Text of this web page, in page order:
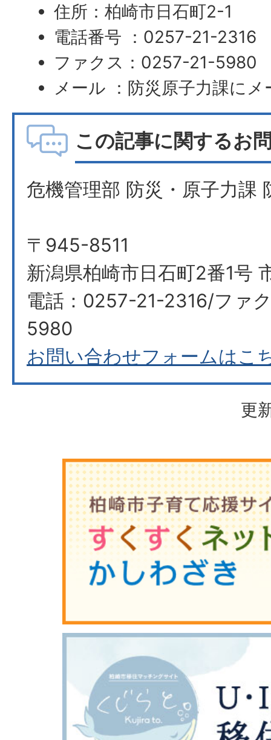
住所：柏崎市日石町2-1
電話番号 ：0257-21-2316
ファクス：0257-21-5980
メール ：防災原子力課に
この記事に関するお
危機管理部 防災・原子力課
〒945-8511
新潟県柏崎市日石町2番1号
電話：0257-21-2316/ファ
5980
お問い合わせフォームはこ
更